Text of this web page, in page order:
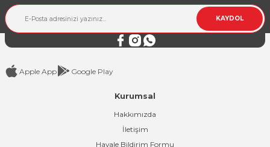
KAYDOL
Apple App Google Play
Kurumsal
Hakkımızda
İletişim
Havale Bildirim Formu